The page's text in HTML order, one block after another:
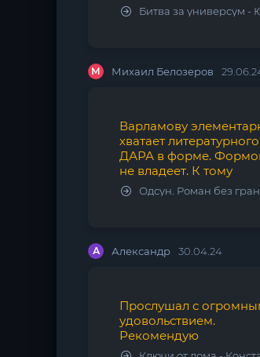
Битва за универсум - Юрий Тарарев,
М Михаил Белозеров
Варламову
хватает литературного
ДАРА в форме.
не владеет. К тому
Одсун. Роман без границ - Алексей
А Александр 30.04.24
Прослушал с
удовольствием.
Рекомендую